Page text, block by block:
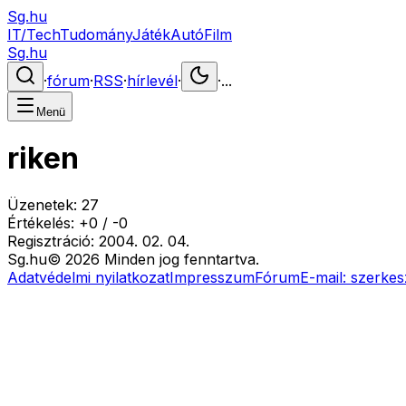
Sg.hu
IT/TechTudományJátékAutóFilm
Sg.hu
·fórum·RSS·hírlevél· ·...
Menü
riken
Üzenetek: 27
Értékelés: +0 / -0
Regisztráció: 2004. 02. 04.
Sg.hu© 2026 Minden jog fenntartva.
Adatvédelmi nyilatkozatImpresszumFórumE-mail: